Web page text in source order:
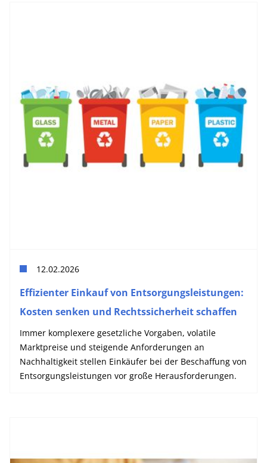
12.02.2026
Effizienter Einkauf von Entsorgungsleistungen:
Kosten senken und Rechtssicherheit schaffen
Immer komplexere gesetzliche Vorgaben, volatile
Marktpreise und steigende Anforderungen an
Nachhaltigkeit stellen Einkäufer bei der Beschaffung von
Entsorgungsleistungen vor große Herausforderungen.